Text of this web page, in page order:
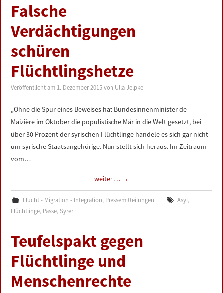
Falsche
Verdächtigungen
schüren
Flüchtlingshetze
Veröffentlicht am 1. Dezember 2015 von Ulla Jelpke
„Ohne die Spur eines Beweises hat Bundesinnenminister de
Maizière im Oktober die populistische Mär in die Welt gesetzt, bei
über 30 Prozent der syrischen Flüchtlinge handele es sich gar nicht
um syrische Staatsangehörige. Nun stellt sich heraus: Im Zeitraum
vom…
weiter … →
Flucht - Migration - Integration, Pressemitteilungen Asyl,
Flüchtlinge, Pässe, Syrer
Teufelspakt gegen
Flüchtlinge und
Menschenrechte